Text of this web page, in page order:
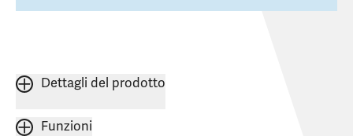
Dettagli del prodotto
Funzioni